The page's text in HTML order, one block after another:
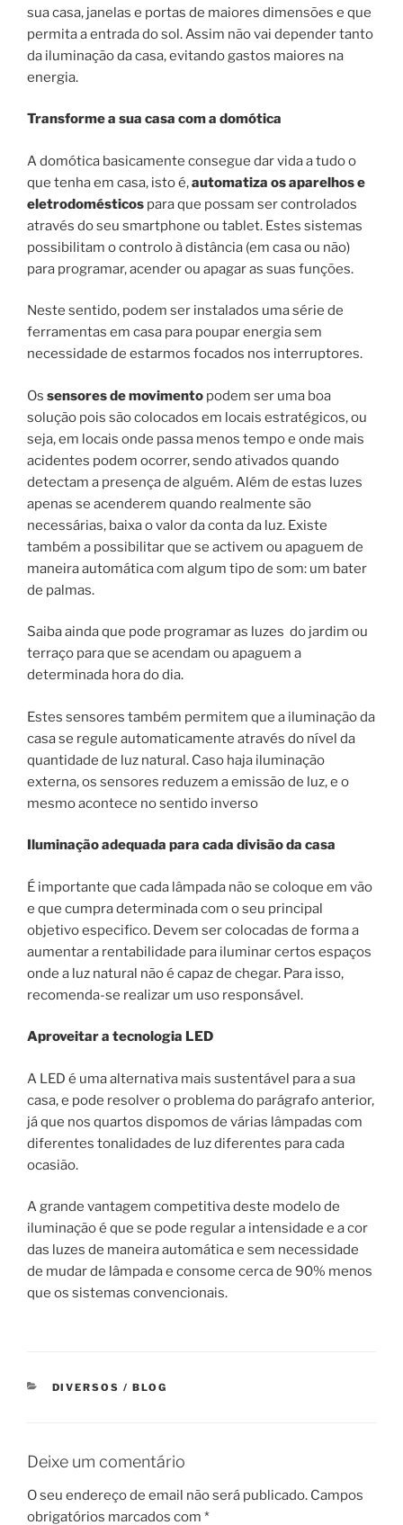
sua casa, janelas e portas de maiores dimensões e que
permita a entrada do sol. Assim não vai depender tanto
da iluminação da casa, evitando gastos maiores na
energia.
Transforme a sua casa com a domótica
A domótica basicamente consegue dar vida a tudo o
que tenha em casa, isto é,automatiza os aparelhos e
eletrodomésticos para que possam ser controlados
através do seu smartphone ou tablet. Estes sistemas
possibilitam o controlo à distância (em casa ou não)
para programar, acender ou apagar as suas funções.
Neste sentido, podem ser instalados uma série de
ferramentas em casa para poupar energia sem
necessidade de estarmos focados nos interruptores.
Os sensores de movimento podem ser uma boa
solução pois são colocados em locais estratégicos, ou
seja, em locais onde passa menos tempo e onde mais
acidentes podem ocorrer, sendo ativados quando
detectam a presença de alguém. Além de estas luzes
apenas se acenderem quando realmente são
necessárias, baixa o valor da conta da luz. Existe
também a possibilitar que se activem ou apaguem de
maneira automática com algum tipo de som: um bater
de palmas.
Saiba ainda que pode programar as luzes do jardim ou
terraço para que se acendam ou apaguem a
determinada hora do dia.
Estes sensores também permitem que a iluminação da
casa se regule automaticamente através do nível da
quantidade de luz natural. Caso haja iluminação
externa, os sensores reduzem a emissão de luz, e o
mesmo acontece no sentido inverso
Iluminação adequada para cada divisão da casa
É importante que cada lâmpada não se coloque em vão
e que cumpra determinada com o seu principal
objetivo especifico. Devem ser colocadas de forma a
aumentar a rentabilidade para iluminar certos espaços
onde a luz natural não é capaz de chegar. Para isso,
recomenda-se realizar um uso responsável.
Aproveitar a tecnologia LED
A LED é uma alternativa mais sustentável para a sua
casa, e pode resolver o problema do parágrafo anterior,
já que nos quartos dispomos de várias lâmpadas com
diferentes tonalidades de luz diferentes para cada
ocasião.
A grande vantagem competitiva deste modelo de
iluminação é que se pode regular a intensidade e a cor
das luzes de maneira automática e sem necessidade
de mudar de lâmpada e consome cerca de 90% menos
que os sistemas convencionais.
CATEGORIAS
DIVERSOS / BLOG
Deixe um comentário
O seu endereço de email não será publicado. Campos
obrigatórios marcados com *